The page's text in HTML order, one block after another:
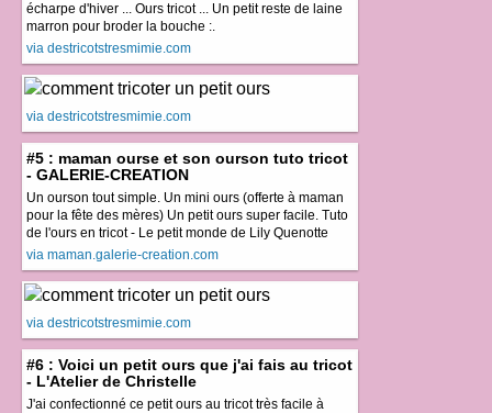
écharpe d'hiver ... Ours tricot ... Un petit reste de laine
marron pour broder la bouche :.
via destricotstresmimie.com
via destricotstresmimie.com
#5 : maman ourse et son ourson tuto tricot
- GALERIE-CREATION
Un ourson tout simple. Un mini ours (offerte à maman
pour la fête des mères) Un petit ours super facile. Tuto
de l'ours en tricot - Le petit monde de Lily Quenotte
via maman.galerie-creation.com
via destricotstresmimie.com
#6 : Voici un petit ours que j'ai fais au tricot
- L'Atelier de Christelle
J'ai confectionné ce petit ours au tricot très facile à